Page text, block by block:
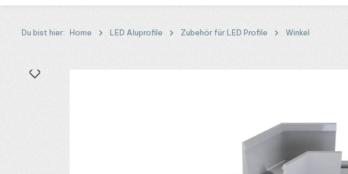
Du bist hier: Home LED Aluprofile Zubehör für LED Profile Winkel
Bildergalerie überspringen